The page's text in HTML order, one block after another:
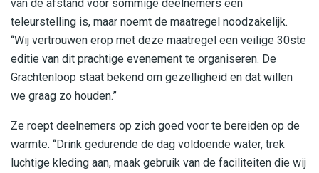
van de afstand voor sommige deelnemers een
teleurstelling is, maar noemt de maatregel noodzakelijk.
“Wij vertrouwen erop met deze maatregel een veilige 30ste
editie van dit prachtige evenement te organiseren. De
Grachtenloop staat bekend om gezelligheid en dat willen
we graag zo houden.”
Ze roept deelnemers op zich goed voor te bereiden op de
warmte. “Drink gedurende de dag voldoende water, trek
luchtige kleding aan, maak gebruik van de faciliteiten die wij